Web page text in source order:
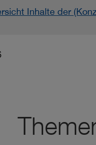
Inhalte der